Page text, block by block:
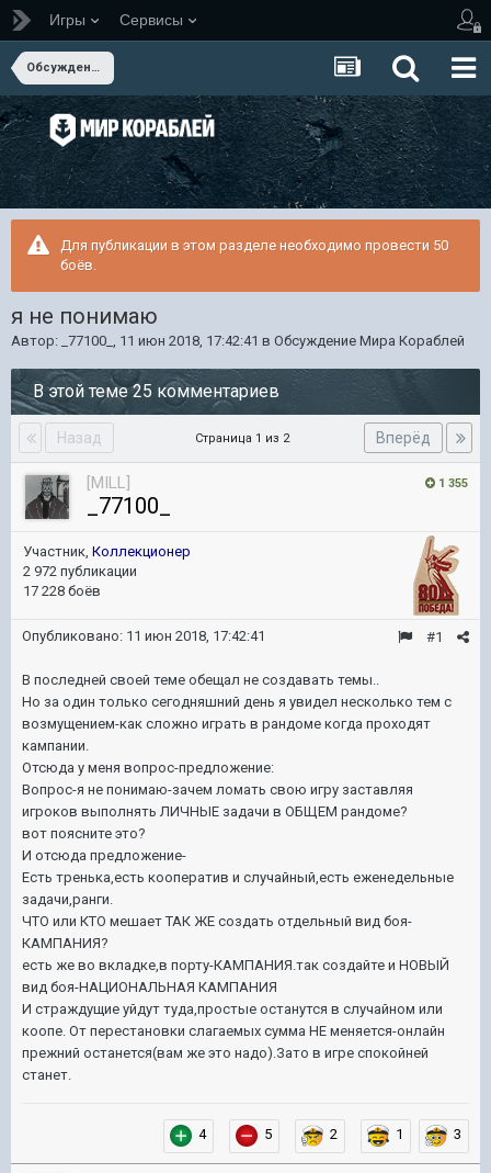
Игры Сервисы
Обсуждение Мира Кораблей
Для публикации в этом разделе необходимо провести 50
боёв.
я не понимаю
Автор: _77100_ , 11 июн 2018, 17:42:41 в Обсуждение Мира Кораблей
В этой теме 25 комментариев
Назад Вперёд
Страница 1 из 2
1 355
[MILL]
_77100_
Участник, Коллекционер
2 972 публикации
17 228 боёв
#1
Опубликовано: 11 июн 2018, 17:42:41
В последней своей теме обещал не создавать темы..
Но за один только сегодняшний день я увидел несколько тем с
возмущением-как сложно играть в рандоме когда проходят
кампании.
Отсюда у меня вопрос-предложение:
Вопрос-я не понимаю-зачем ломать свою игру заставляя
игроков выполнять ЛИЧНЫЕ задачи в ОБЩЕМ рандоме?
вот поясните это?
И отсюда предложение-
Есть тренька,есть кооператив и случайный,есть еженедельные
задачи,ранги.
ЧТО или КТО мешает ТАК ЖЕ создать отдельный вид боя-
КАМПАНИЯ?
есть же во вкладке,в порту-КАМПАНИЯ.так создайте и НОВЫЙ
вид боя-НАЦИОНАЛЬНАЯ КАМПАНИЯ
И страждущие уйдут туда,простые останутся в случайном или
коопе. От перестановки слагаемых сумма НЕ меняется-онлайн
прежний останется(вам же это надо).Зато в игре спокойней
станет.
4 5 2 1 3